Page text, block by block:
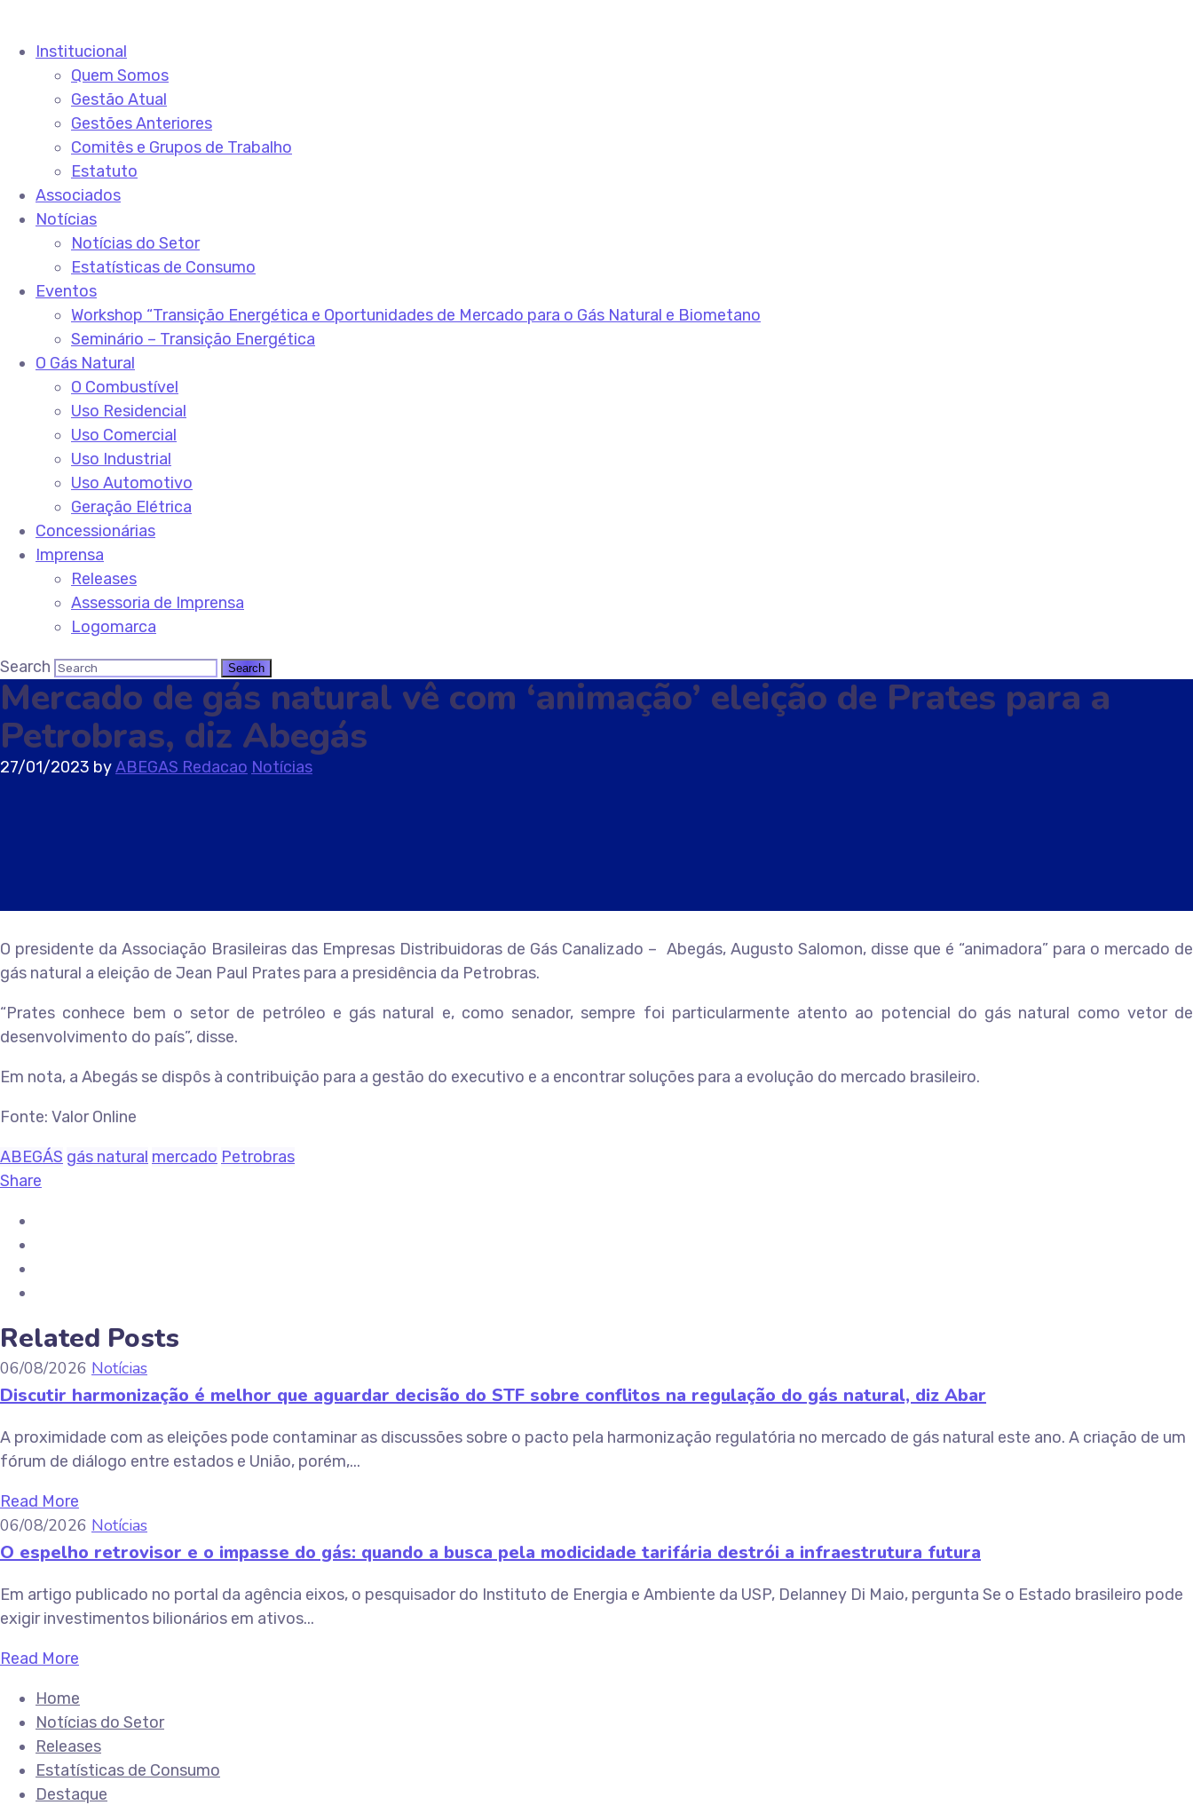
Institucional
Quem Somos
Gestão Atual
Gestões Anteriores
Comitês e Grupos de Trabalho
Estatuto
Associados
Notícias
Notícias do Setor
Estatísticas de Consumo
Eventos
Workshop “Transição Energética e Oportunidades de Mercado para o Gás Natural e Biometano
Seminário – Transição Energética
O Gás Natural
O Combustível
Uso Residencial
Uso Comercial
Uso Industrial
Uso Automotivo
Geração Elétrica
Concessionárias
Imprensa
Releases
Assessoria de Imprensa
Logomarca
Search
Mercado de gás natural vê com ‘animação’ eleição de Prates para a
Petrobras, diz Abegás
27/01/2023 byABEGAS Redacao Notícias
O presidente da Associação Brasileiras das Empresas Distribuidoras de Gás Canalizado – Abegás, Augusto Salomon, disse que é “animadora” para o mercado de
gás natural a eleição de Jean Paul Prates para a presidência da Petrobras.
“Prates conhece bem o setor de petróleo e gás natural e, como senador, sempre foi particularmente atento ao potencial do gás natural como vetor de
desenvolvimento do país”, disse.
Em nota, a Abegás se dispôs à contribuição para a gestão do executivo e a encontrar soluções para a evolução do mercado brasileiro.
Fonte: Valor Online
ABEGÁS gás natural mercado Petrobras
Share
Related Posts
06/08/2026 Notícias
Discutir harmonização é melhor que aguardar decisão do STF sobre conflitos na regulação do gás natural, diz Abar
A proximidade com as eleições pode contaminar as discussões sobre o pacto pela harmonização regulatória no mercado de gás natural este ano. A criação de um
fórum de diálogo entre estados e União, porém,...
Read More
06/08/2026 Notícias
O espelho retrovisor e o impasse do gás: quando a busca pela modicidade tarifária destrói a infraestrutura futura
Em artigo publicado no portal da agência eixos, o pesquisador do Instituto de Energia e Ambiente da USP, Delanney Di Maio, pergunta Se o Estado brasileiro pode
exigir investimentos bilionários em ativos...
Read More
Home
Notícias do Setor
Releases
Estatísticas de Consumo
Destaque